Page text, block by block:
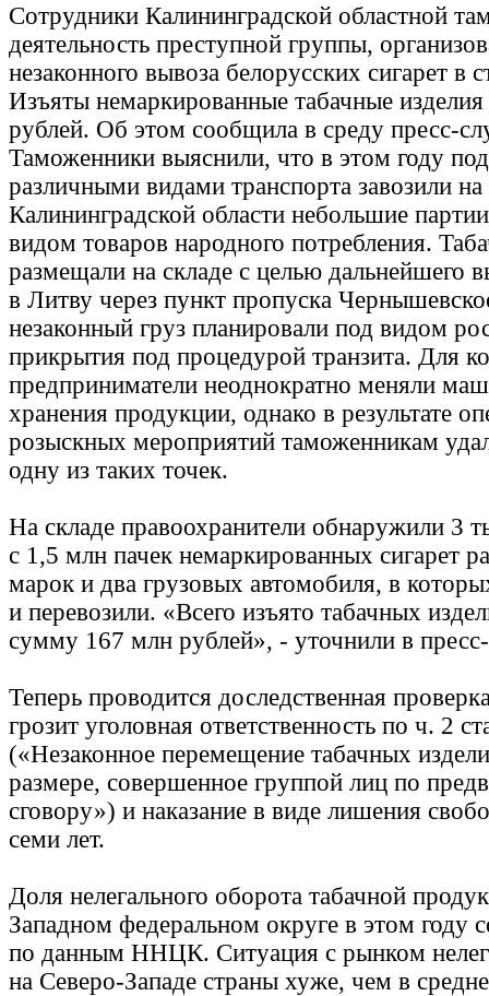
Сотрудники Калининградской областной
деятельность преступной группы,
незаконного вывоза белорусских сигарет в
Изъяты немаркированные табачные
рублей. Об этом сообщила в среду пресс-
Таможенники выяснили, что в этом году
различными видами транспорта завозили
Калининградской области небольшие
видом товаров народного потребления.
размещали на складе с целью дальнейшего
в Литву через пункт пропуска
незаконный груз планировали под видом
прикрытия под процедурой транзита. Для
предприниматели неоднократно меняли
хранения продукции, однако в результате
розыскных мероприятий таможенникам
одну из таких точек.
На складе правоохранители обнаружили 3
с 1,5 млн пачек немаркированных сигарет
марок и два грузовых автомобиля, в
и перевозили. «Всего изъято табачных
сумму 167 млн рублей», - уточнили в
Теперь проводится доследственная
грозит уголовная ответственность по ч. 2
(«Незаконное перемещение табачных
размере, совершенное группой лиц по
сговору») и наказание в виде лишения
семи лет.
Доля нелегального оборота табачной
Западном федеральном округе в этом году
по данным ННЦК. Ситуация с рынком
на Северо-Западе страны хуже, чем в